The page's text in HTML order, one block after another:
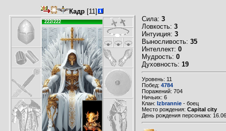
Кадр [11]
222/222 Сила: 3
Ловкость: 3
Интуиция: 3
Выносливость: 35
Интеллект: 0
Мудрость: 0
Духовность: 19
Уровень: 11
Побед: 4784
Поражений: 704
Ничьих: 6
Клан: Izbrannie - боец
Место рождения: Capital city
День рождения персонажа: